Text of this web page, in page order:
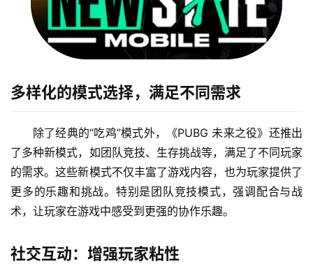
多样化的模式选择，满足不同需求
除了经典的“吃鸡”模式外，《PUBG 未来之役》还推出
了多种新模式，如团队竞技、生存挑战等，满足了不同玩家
的需求。这些新模式不仅丰富了游戏内容，也为玩家提供了
更多的乐趣和挑战。特别是团队竞技模式，强调配合与战
术，让玩家在游戏中感受到更强的协作乐趣。
社交互动：增强玩家粘性